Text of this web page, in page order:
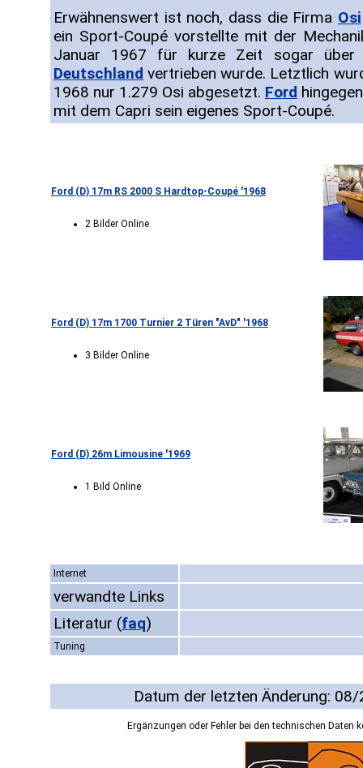
Erwähnenswert ist noch, dass die Firma Osi
ein Sport-Coupé vorstellte mit der
Januar 1967 für kurze Zeit sogar
Deutschland vertrieben wurde. Letztlich
1968 nur 1.279 Osi abgesetzt. Ford
mit dem Capri sein eigenes Sport-Coupé.
Ford (D) 17m RS 2000 S Hardtop-Coupé '1968
2 Bilder Online
Ford (D) 17m 1700 Turnier 2 Türen "AvD" '1968
3 Bilder Online
Ford (D) 26m Limousine '1969
1 Bild Online
Internet
verwandte Links
Literatur (faq)
Tuning
Datum der letzten Änderung:
Ergänzungen oder Fehler bei den technischen Daten